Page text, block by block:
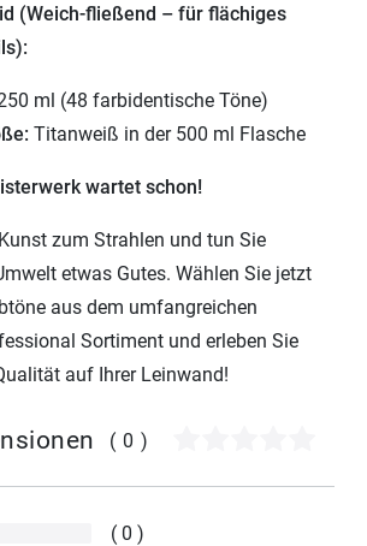
(Weich-fließend – für flächiges
ml (48 farbidentische Töne)
Titanweiß in der 500 ml Flasche
wartet schon!
zum Strahlen und tun Sie
etwas Gutes. Wählen Sie jetzt
aus dem umfangreichen
Sortiment und erleben Sie
auf Ihrer Leinwand!
(0)
0